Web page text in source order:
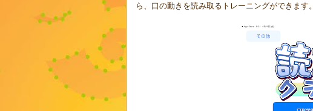
ら、口の動きを読み取るトレーニングができます。